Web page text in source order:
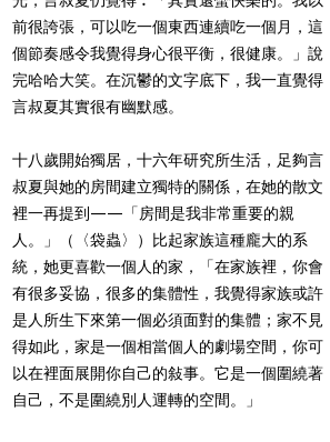
前很誇張，可以吃一個東西連續吃一個月，這
個節奏感令我覺得身心很平衡，很健康。」說
完哈哈大笑。在沉鬱的文字底下，我一直覺得
言叔夏其實很有幽默感。
十八歲開始獨居，十六年研究所生活，足夠言
叔夏與她的房間建立獨特的關係，在她的散文
裡一再提到——「房間是我非常重要的親
人。」（〈袋蟲〉）比起家族這種龐大的系
統，她更喜歡一個人的家，「在家族裡，你會
有很多妥協，很多的集體性，我覺得家族或許
是人所生下來第一個必須面對的集體；家不見
得如此，家是一個相當個人的劇場空間，你可
以在裡面展開你自己的敍事。它是一個圍繞著
自己，不是圍繞別人運轉的空間。」